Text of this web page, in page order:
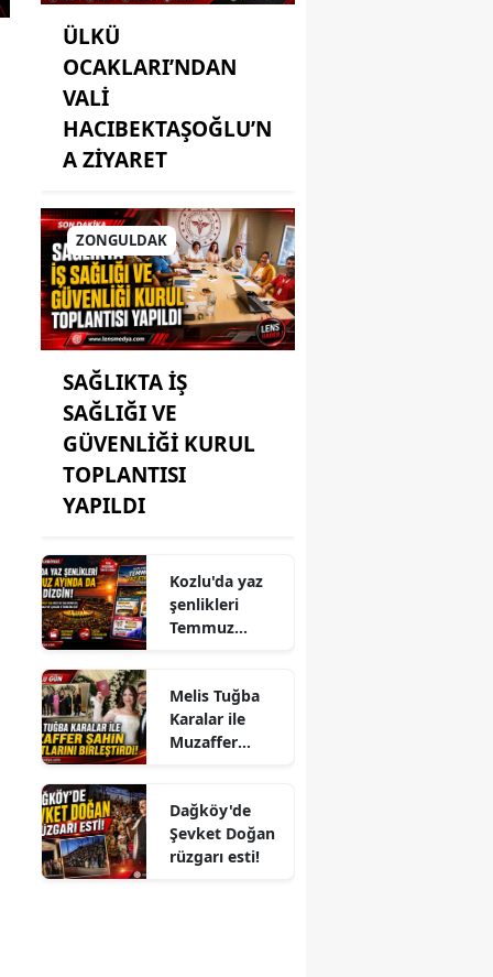
ÜLKÜ
OCAKLARI’NDAN
VALİ
HACIBEKTAŞOĞLU’N
A ZİYARET
ZONGULDAK
SAĞLIKTA İŞ
SAĞLIĞI VE
GÜVENLİĞİ KURUL
TOPLANTISI
YAPILDI
Kozlu'da yaz
şenlikleri
Temmuz
ediyor!
Melis Tuğba
Karalar ile
Muzaffer
Birleştirdi!
Dağköy'de
Şevket Doğan
rüzgarı esti!